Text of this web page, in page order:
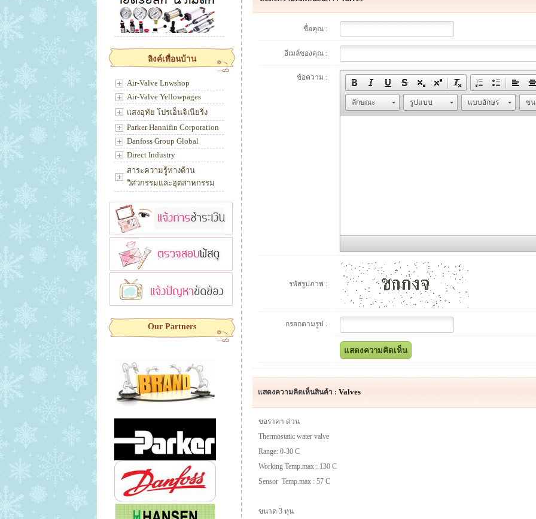
ลิงค์เพื่อนบ้าน
Air-Valve Lnwshop
Air-Valve Yellowpages
แสงอุทัย โปรเอ็นจิเนียริ่ง
Parker Hannifin Corporation
Danfoss Group Global
Direct Industry
สาระความรู้ทางด้าน
วิศวกรรมและอุตสาหกรรม
Our Partners
ชื่อคุณ :
อีเมล์ของคุณ :
ข้อความ :
ลักษณะ รูปแบบ แบบอักษร
รหัสรูปภาพ :
กรอกตามรูป :
แสดงความคิดเห็นสินค้า : Valves
ขอราคา ด่วน
Thermostatic water valve
Range: 0-30 C
Working Temp.max : 130 C
Sensor Temp.max : 57 C
ขนาด 3 หุน